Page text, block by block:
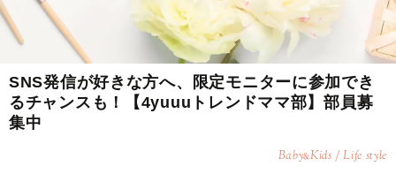
SNS発信が好きな方へ、限定モニターに参加でき
るチャンスも！【4yuuuトレンドママ部】部員募
集中
Baby&Kids / Life style